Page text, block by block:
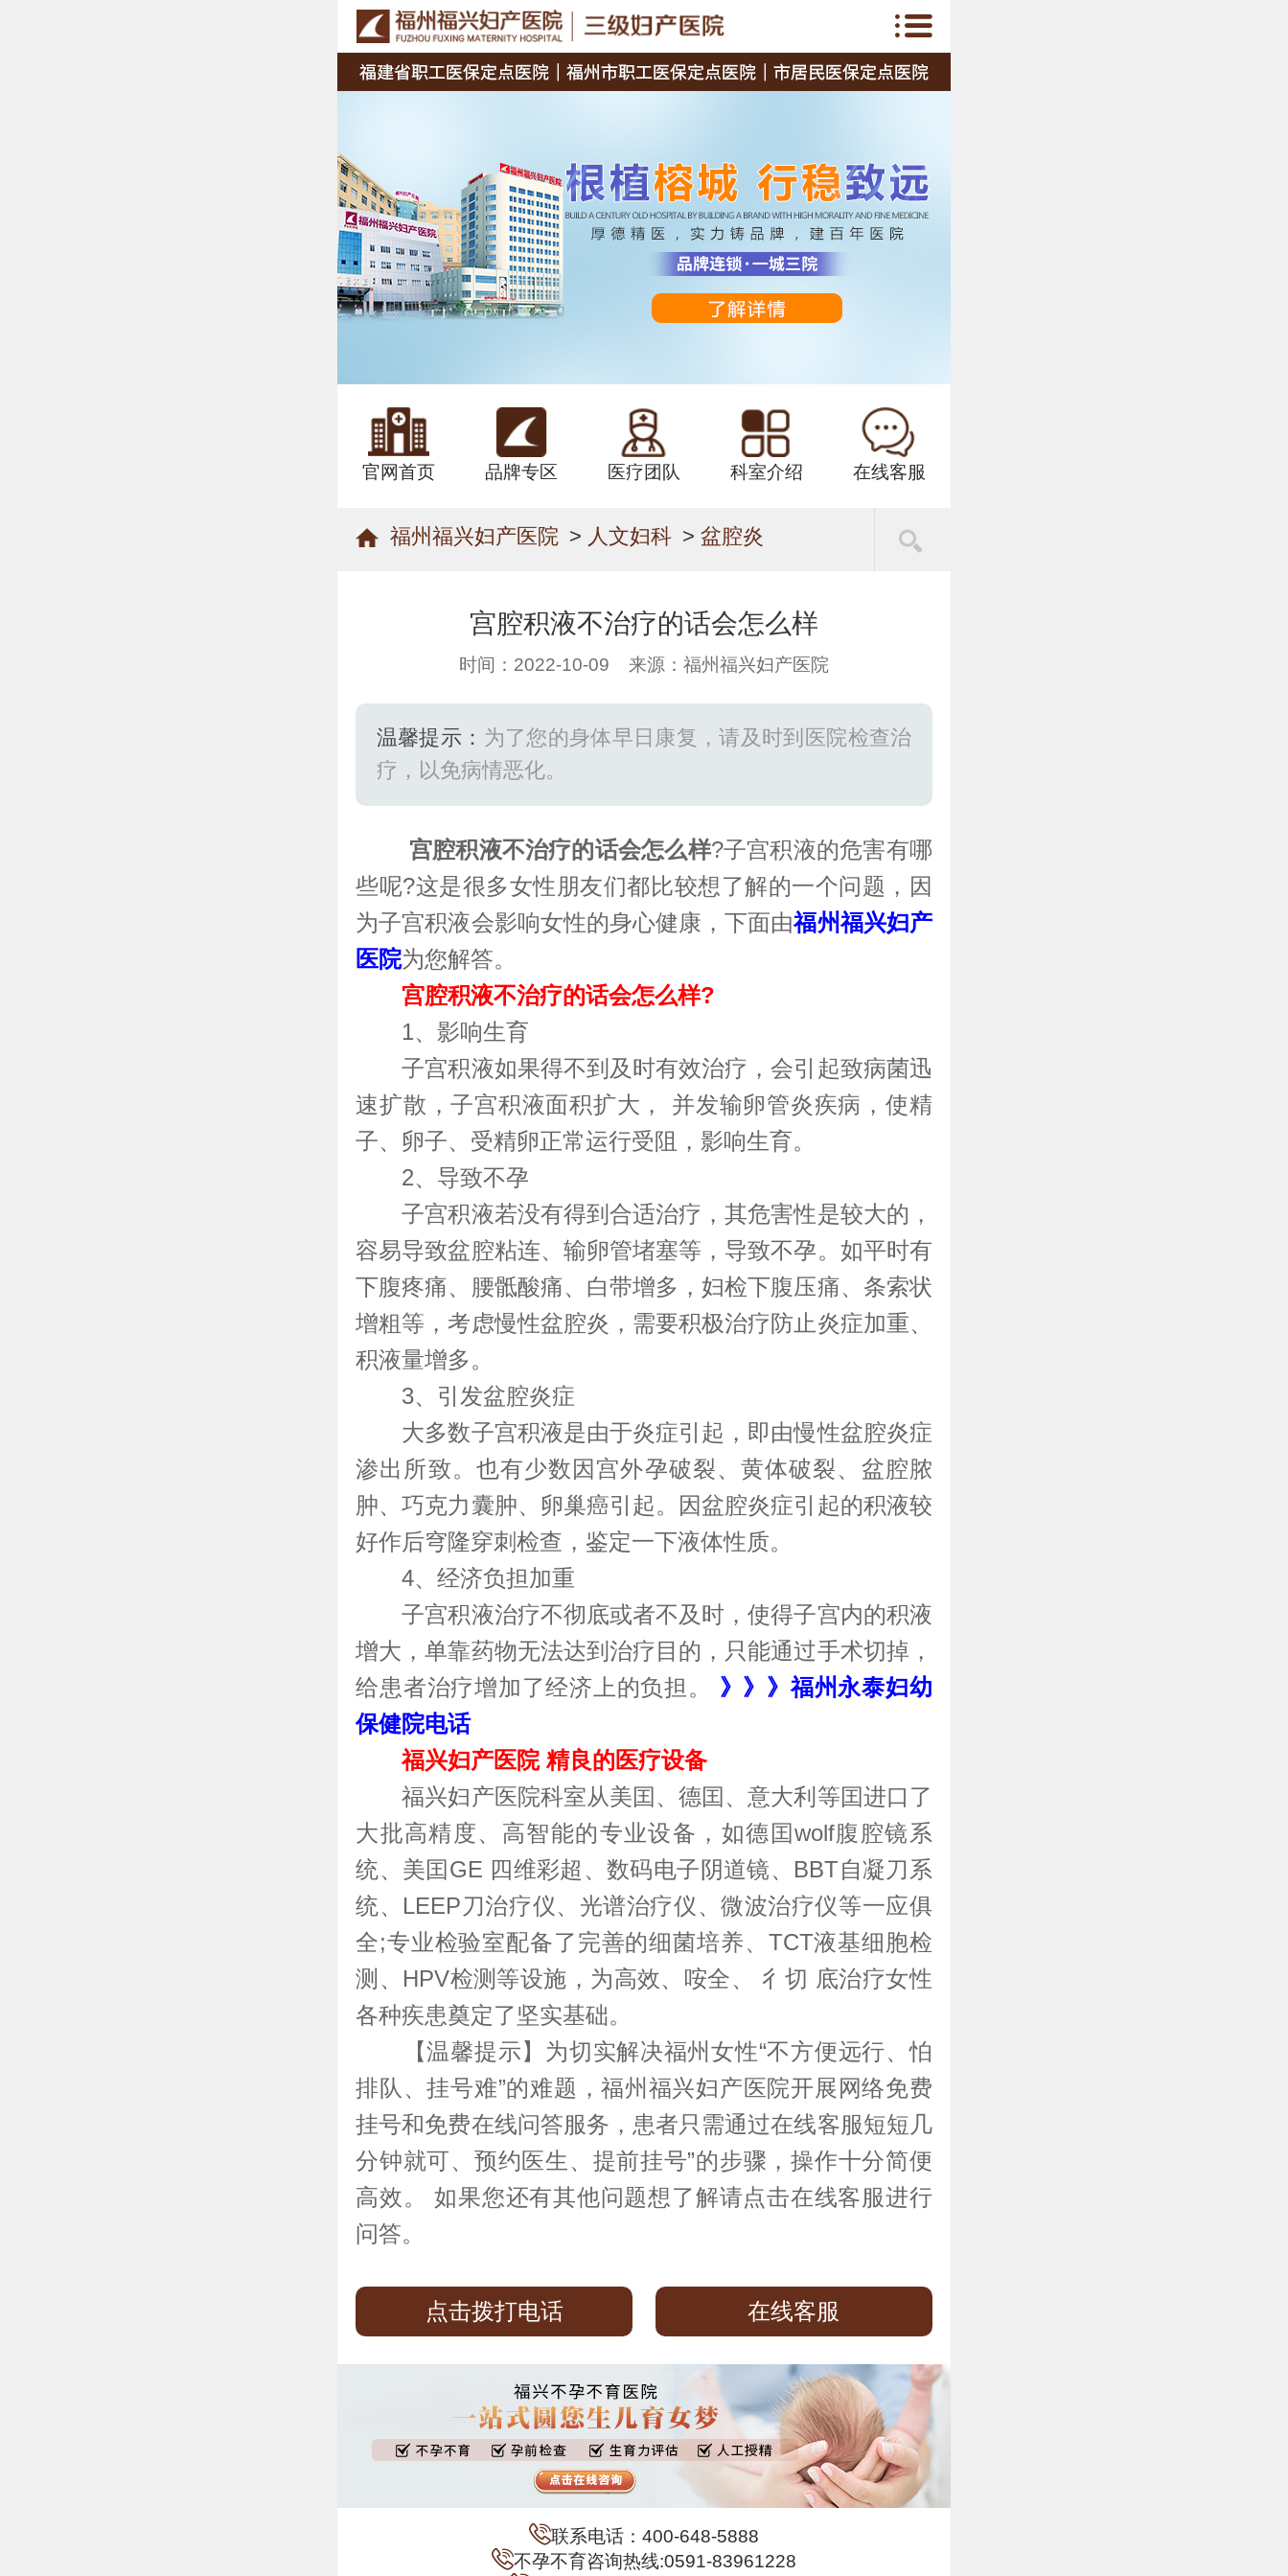
官网首页 品牌专区 医疗团队 科室介绍 在线客服
福州福兴妇产医院 > 人文妇科 > 盆腔炎
宫腔积液不治疗的话会怎么样
时间：2022-10-09 来源：福州福兴妇产医院
温馨提示： 为了您的身体早日康复，请及时到医院检查治
疗，以免病情恶化。
宫腔积液不治疗的话会怎么样?子宫积液的危害有哪
些呢?这是很多女性朋友们都比较想了解的一个问题，因
为子宫积液会影响女性的身心健康，下面由福州福兴妇产
医院为您解答。
宫腔积液不治疗的话会怎么样?
1、影响生育
子宫积液如果得不到及时有效治疗，会引起致病菌迅
速扩散，子宫积液面积扩大， 并发输卵管炎疾病，使精
子、卵子、受精卵正常运行受阻，影响生育。
2、导致不孕
子宫积液若没有得到合适治疗，其危害性是较大的，
容易导致盆腔粘连、输卵管堵塞等，导致不孕。如平时有
下腹疼痛、腰骶酸痛、白带增多，妇检下腹压痛、条索状
增粗等，考虑慢性盆腔炎，需要积极治疗防止炎症加重、
积液量增多。
3、引发盆腔炎症
大多数子宫积液是由于炎症引起，即由慢性盆腔炎症
渗出所致。也有少数因宫外孕破裂、黄体破裂、盆腔脓
肿、巧克力囊肿、卵巢癌引起。因盆腔炎症引起的积液较
好作后穹隆穿刺检查，鉴定一下液体性质。
4、经济负担加重
子宫积液治疗不彻底或者不及时，使得子宫内的积液
增大，单靠药物无法达到治疗目的，只能通过手术切掉，
给患者治疗增加了经济上的负担。
》》》福州永泰妇幼
保健院电话
福兴妇产医院 精良的医疗设备
福兴妇产医院科室从美囯、德囯、意大利等囯进口了
大批高精度、高智能的专业设备，如德囯wolf腹腔镜系
统、美囯GE 四维彩超、数码电子阴道镜、BBT自凝刀系
统、LEEP刀治疗仪、光谱治疗仪、微波治疗仪等一应俱
全;专业检验室配备了完善的细菌培养、TCT液基细胞检
测、HPV检测等设施，为高效、咹全、 彳切 底治疗女性
各种疾患奠定了坚实基础。
【温馨提示】为切实解决福州女性“不方便远行、怕
排队、挂号难”的难题，福州福兴妇产医院开展网络免费
挂号和免费在线问答服务，患者只需通过在线客服短短几
分钟就可、预约医生、提前挂号”的步骤，操作十分简便
高效。 如果您还有其他问题想了解请点击在线客服进行
问答。
点击拨打电话 在线客服
联系电话：400-648-5888
不孕不育咨询热线:0591-83961228